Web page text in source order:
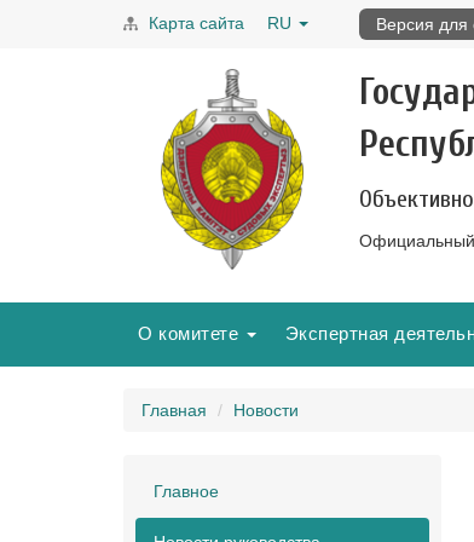
Карта сайта RU Версия
Официальный
О комитете Экспертная
Главная Новости
Главное